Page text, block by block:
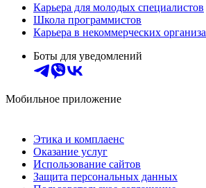
Карьера для молодых специалистов
Школа программистов
Карьера в некоммерческих
Боты для уведомлений
Мобильное приложение
Этика и комплаенс
Оказание услуг
Использование сайтов
Защита персональных данных